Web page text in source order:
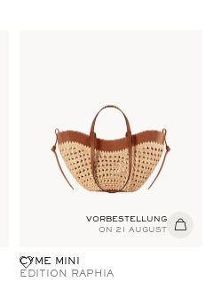
VORBESTELLUNG
ON 21 AUGUST
CYME MINI
EDITION RAPHIA